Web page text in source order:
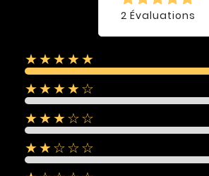
2 Évaluations
★★★★★
★★★★☆
★★★☆☆
★★☆☆☆